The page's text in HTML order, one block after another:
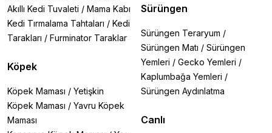
Akıllı Kedi Tuvaleti / Mama Kabı
Kedi Tırmalama Tahtaları / Kedi
Tarakları / Furminator Taraklar
Köpek
Köpek Maması / Yetişkin
Köpek Maması / Yavru Köpek
Maması
Sürüngen
Sürüngen Teraryum /
Sürüngen Matı / Sürüngen
Yemleri / Gecko Yemleri /
Kaplumbağa Yemleri /
Sürüngen Aydınlatma
Canlı